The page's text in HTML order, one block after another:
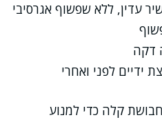
עדין, ללא שפשוף אגרסיבי
דקה
ידיים לפני ואחרי
קלה כדי למנוע